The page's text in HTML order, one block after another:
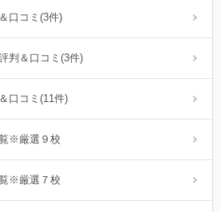
口コミ(3件)
判＆口コミ(3件)
口コミ(11件)
※厳選９校
※厳選７校